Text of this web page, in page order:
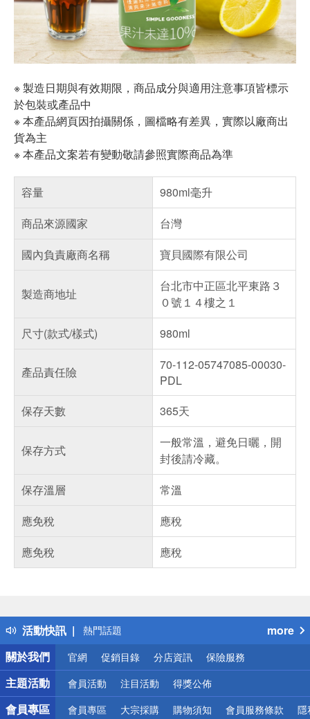
※ 製造日期與有效期限，商品成分與適用注意事項皆標示
於包裝或產品中
※ 本產品網頁因拍攝關係，圖檔略有差異，實際以廠商出
貨為主
※ 本產品文案若有變動敬請參照實際商品為準
容量
980ml毫升
商品來源國家
台灣
國內負責廠商名稱
寶貝國際有限公司
製造商地址
台北市中正區北平東路３
０號１４樓之１
尺寸(款式/樣式)
980ml
產品責任險
70-112-05747085-00030-
PDL
保存天數
365天
保存方式
一般常溫，避免日曬，開
封後請冷藏。
保存溫層
常溫
應免稅
應稅
應免稅
應稅
活動快訊
得獎公告
熱門話題
銀行優惠
偏遠地區配送
詐騙網頁！請小心！
more
關於我們
官網 促銷目錄 分店資訊 保險服務
主題活動 會員活動 注目活動 得獎公佈
會員專區 會員專區 大宗採購 購物須知 會員服務條款 隱